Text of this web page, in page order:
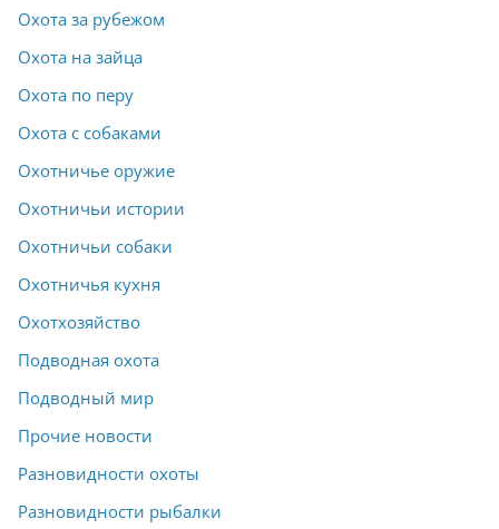
Охота за рубежом
Охота на зайца
Охота по перу
Охота с собаками
Охотничье оружие
Охотничьи истории
Охотничьи собаки
Охотничья кухня
Охотхозяйство
Подводная охота
Подводный мир
Прочие новости
Разновидности охоты
Разновидности рыбалки